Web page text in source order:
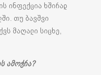
ინფექცია ხშირად
თუ ბავშვი
მაღალი სიცხე,
ამოჭრა?